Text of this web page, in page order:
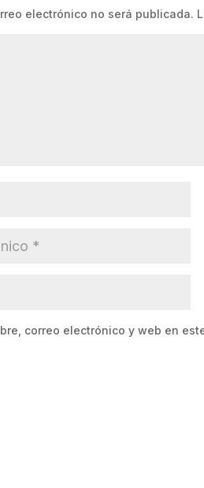
electrónico no será publicada.
correo electrónico y web en